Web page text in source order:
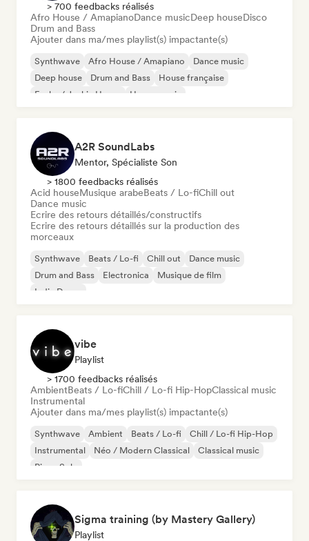
> 700 feedbacks réalisés
Afro House / AmapianoDance musicDeep houseDisco
Drum and Bass
Ajouter dans ma/mes playlist(s) impactante(s)
Synthwave Afro House / Amapiano
Dance music
Deep house
Drum and Bass
House française
Funky / Jackin House
House music
A2R SoundLabs
Mentor, Spécialiste Son
> 1800 feedbacks réalisés
Acid houseMusique arabeBeats / Lo-fiChill out
Dance music
Ecrire des retours détaillés/constructifs
Ecrire des retours détaillés sur la production des
morceaux
Synthwave Beats / Lo-fi Chill out
Dance music
Drum and Bass
Electronica
Musique de film
Indie Dance
vibe
Playlist
> 1700 feedbacks réalisés
AmbientBeats / Lo-fiChill / Lo-fi Hip-HopClassical music
Instrumental
Ajouter dans ma/mes playlist(s) impactante(s)
Synthwave Ambient Beats / Lo-fi
Chill / Lo-fi Hip-Hop
Instrumental
Néo / Modern Classical
Classical music
Piano Solo
Sigma training (by Mastery Gallery)
Playlist